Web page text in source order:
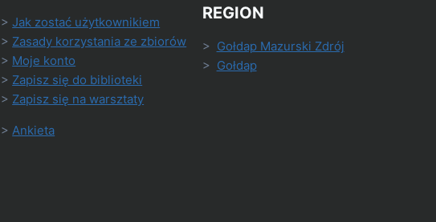
>Jak zostać użytkownikiem
> Zasady korzystania ze zbiorów
> Moje konto
> Zapisz się do biblioteki
> Zapisz się na warsztaty
>Ankieta
REGION
> Gołdap Mazurski Zdrój
> Gołdap